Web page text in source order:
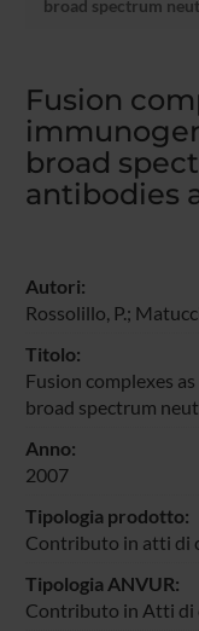
broad spectrum
Fusion
broad
antibodies
Autori:
Rossolillo, P.;
Titolo:
Fusion complexes
broad spectrum
Anno:
2007
Tipologia prodotto:
Contributo in atti di
Tipologia ANVUR:
Contributo in Atti di